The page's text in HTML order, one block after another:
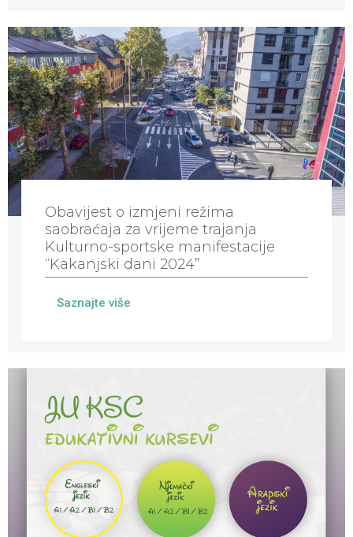
Obavijest o izmjeni režima
saobraćaja za vrijeme trajanja
Kulturno-sportske manifestacije
“Kakanjski dani 2024”
Saznajte više